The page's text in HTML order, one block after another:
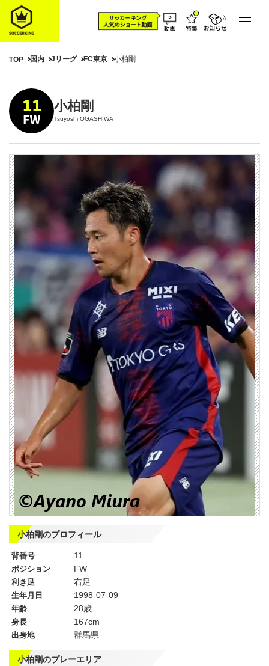
TOP 国内 Jリーグ FC東京 小柏剛
11
FW
小柏剛
Tsuyoshi OGASHIWA
小柏剛のプロフィール
背番号 11
ポジション FW
利き足 右足
生年月日 1998-07-09
年齢 28歳
身長 167cm
出身地 群馬県
小柏剛のプレーエリア